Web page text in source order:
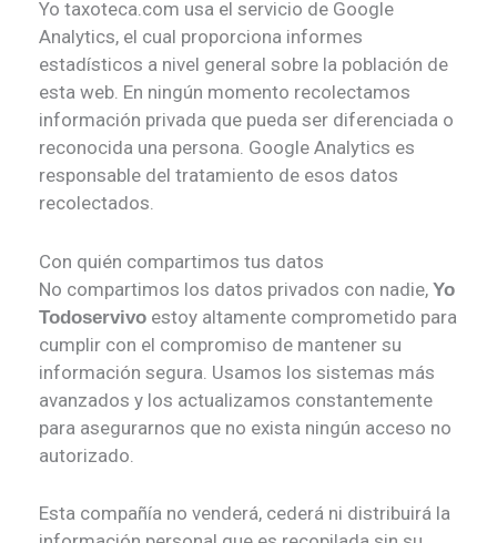
Yo taxoteca.com usa el servicio de Google
Analytics, el cual proporciona informes
estadísticos a nivel general sobre la población de
esta web. En ningún momento recolectamos
información privada que pueda ser diferenciada o
reconocida una persona. Google Analytics es
responsable del tratamiento de esos datos
recolectados.
Con quién compartimos tus datos
No compartimos los datos privados con nadie, Yo
Todoservivo estoy altamente comprometido para
cumplir con el compromiso de mantener su
información segura. Usamos los sistemas más
avanzados y los actualizamos constantemente
para asegurarnos que no exista ningún acceso no
autorizado.
Esta compañía no venderá, cederá ni distribuirá la